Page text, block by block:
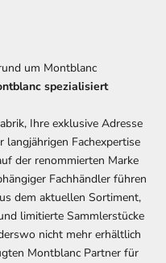
um Montblanc
spezialisiert
Ihre exklusive Adresse
langjährigen Fachexpertise
der renommierten Marke
Fachhändler führen
dem aktuellen Sortiment,
limitierte Sammlerstücke
nicht mehr erhältlich
Montblanc Partner für